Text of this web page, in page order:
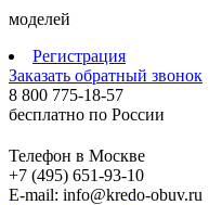
моделей
Регистрация
Заказать обратный звонок
8 800 775-18-57
бесплатно по России
Телефон в Москве
+7 (495) 651-93-10
E-mail: info@kredo-obuv.ru